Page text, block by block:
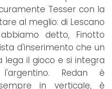
Tesser con la
al meglio: di Lescano
detto, Finotto
d'inserimento che un
il gioco e si integra
Redan è
in verticale, è